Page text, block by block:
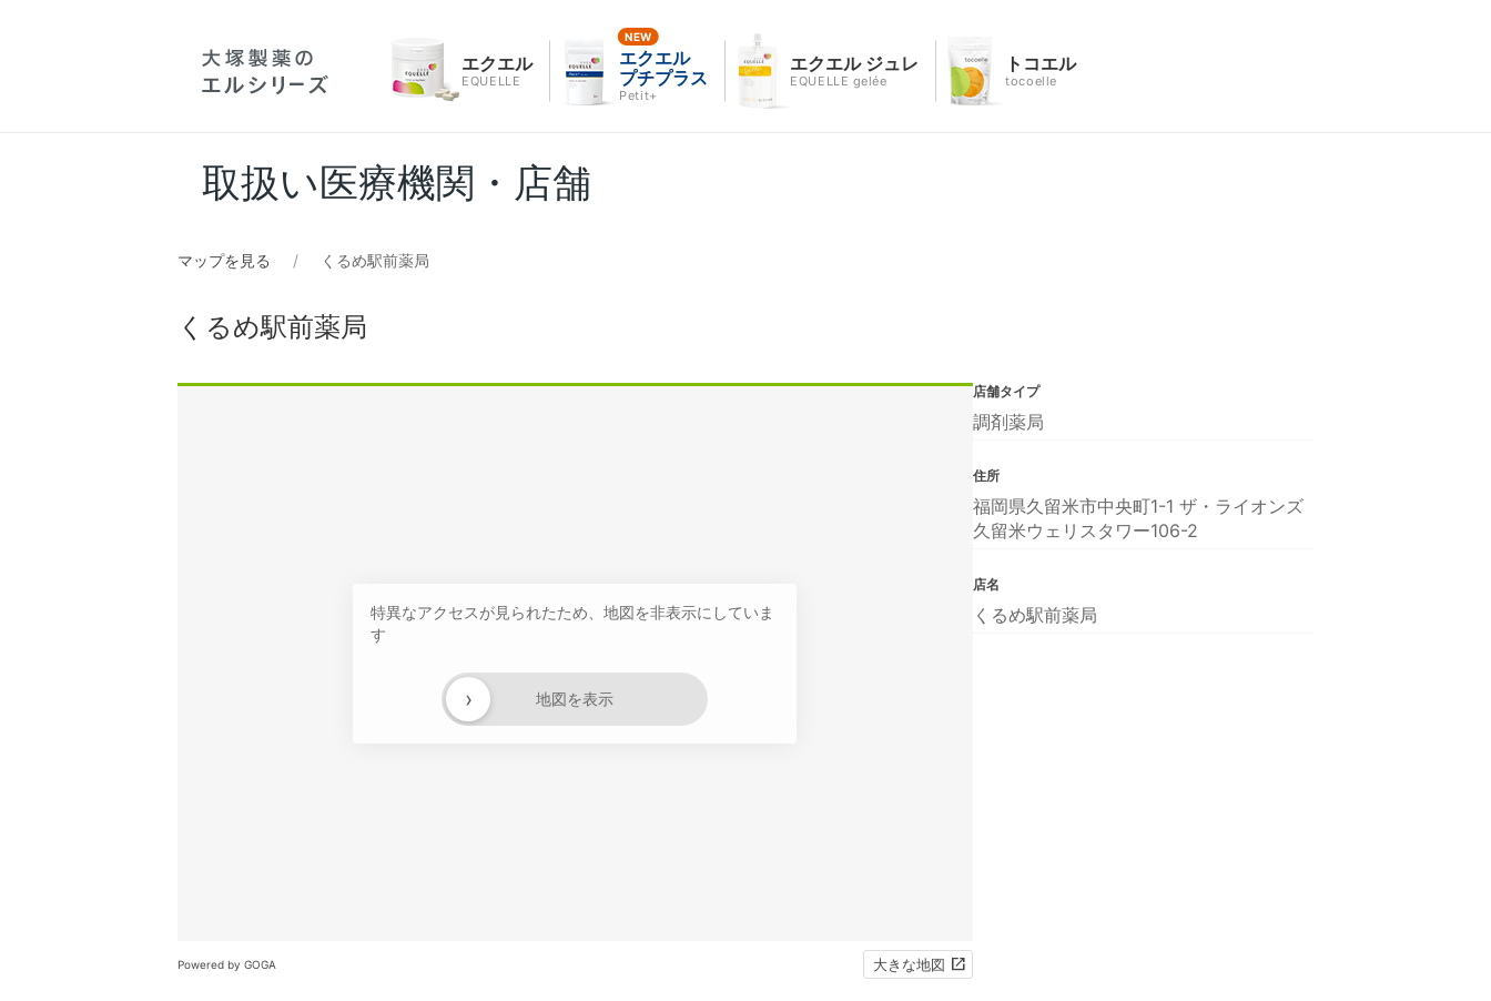
エクエル
EQUELLE
エクエル
プチプラス
Petit+
エクエル ジュレ
EQUELLE gelée
トコエル
tocoelle
取扱い医療機関・店舗
マップを見る くるめ駅前薬局
くるめ駅前薬局
特異なアクセスが見られたため、地図を非表示にしていま
す
地図を表示
›
Powered by GOGA 大きな地図
店舗タイプ
調剤薬局
住所
福岡県久留米市中央町1-1 ザ・ライオンズ
久留米ウェリスタワー106-2
店名
くるめ駅前薬局